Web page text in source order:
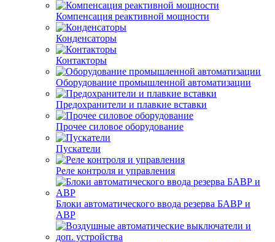
Компенсация реактивной мощности
Конденсаторы
Контакторы
Оборудование промышленной автоматизации
Предохранители и плавкие вставки
Прочее силовое оборудование
Пускатели
Реле контроля и управления
Блоки автоматического ввода резерва БАВР и
АВР